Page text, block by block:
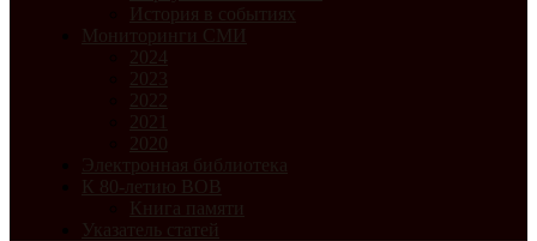
История в событиях
Мониторинги СМИ
2024
2023
2022
2021
2020
Электронная библиотека
К 80-летию ВОВ
Книга памяти
Указатель статей